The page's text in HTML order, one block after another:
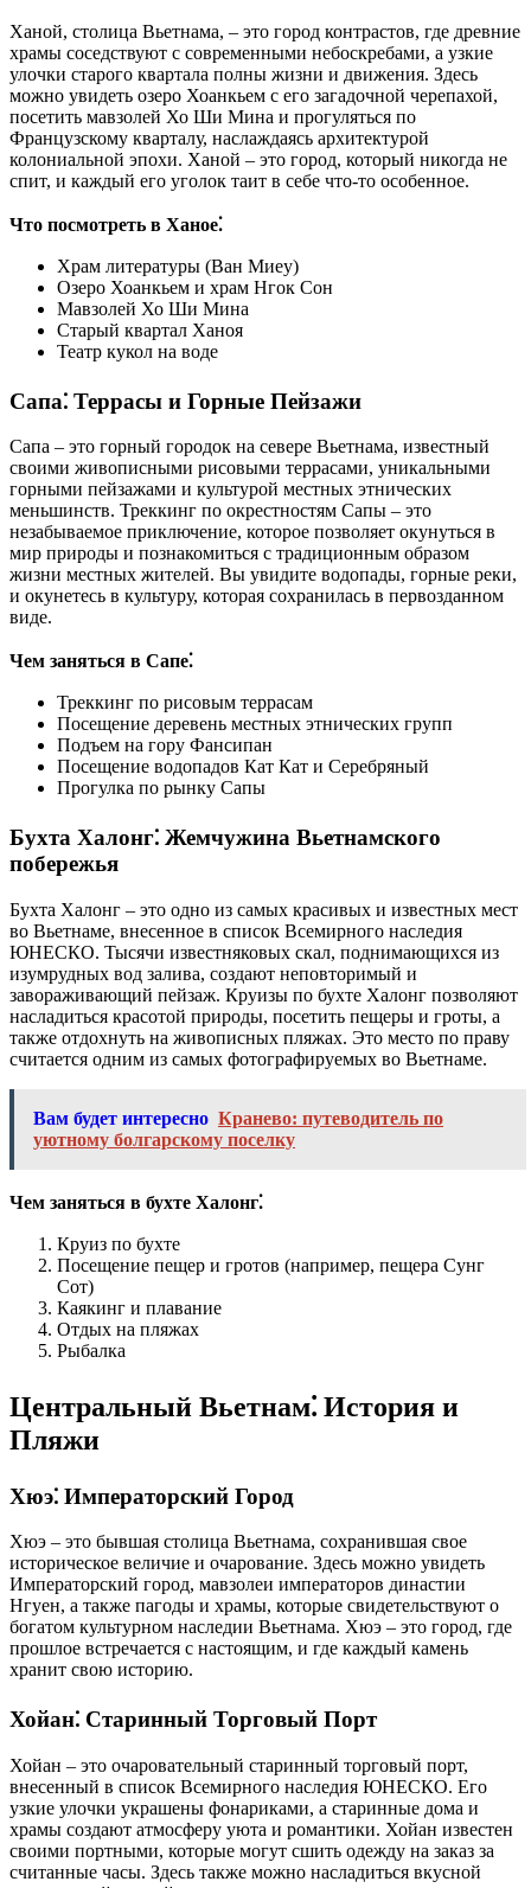
Ханой, столица Вьетнама, – это город контрастов, где древние
храмы соседствуют с современными небоскребами, а узкие
улочки старого квартала полны жизни и движения. Здесь
можно увидеть озеро Хоанкьем с его загадочной черепахой,
посетить мавзолей Хо Ши Мина и прогуляться по
Французскому кварталу, наслаждаясь архитектурой
колониальной эпохи. Ханой – это город, который никогда не
спит, и каждый его уголок таит в себе что-то особенное.
Что посмотреть в Ханое⁚
Храм литературы (Ван Миеу)
Озеро Хоанкьем и храм Нгок Сон
Мавзолей Хо Ши Мина
Старый квартал Ханоя
Театр кукол на воде
Сапа⁚ Террасы и Горные Пейзажи
Сапа – это горный городок на севере Вьетнама, известный
своими живописными рисовыми террасами, уникальными
горными пейзажами и культурой местных этнических
меньшинств. Треккинг по окрестностям Сапы – это
незабываемое приключение, которое позволяет окунуться в
мир природы и познакомиться с традиционным образом
жизни местных жителей. Вы увидите водопады, горные реки,
и окунетесь в культуру, которая сохранилась в первозданном
виде.
Чем заняться в Сапе⁚
Треккинг по рисовым террасам
Посещение деревень местных этнических групп
Подъем на гору Фансипан
Посещение водопадов Кат Кат и Серебряный
Прогулка по рынку Сапы
Бухта Халонг⁚ Жемчужина Вьетнамского
побережья
Бухта Халонг – это одно из самых красивых и известных мест
во Вьетнаме, внесенное в список Всемирного наследия
ЮНЕСКО. Тысячи известняковых скал, поднимающихся из
изумрудных вод залива, создают неповторимый и
завораживающий пейзаж. Круизы по бухте Халонг позволяют
насладиться красотой природы, посетить пещеры и гроты, а
также отдохнуть на живописных пляжах. Это место по праву
считается одним из самых фотографируемых во Вьетнаме.
Вам будет интересно Кранево: путеводитель по
уютному болгарскому поселку
Чем заняться в бухте Халонг⁚
Круиз по бухте
Посещение пещер и гротов (например, пещера Сунг
Сот)
Каякинг и плавание
Отдых на пляжах
Рыбалка
Центральный Вьетнам⁚ История и
Пляжи
Хюэ⁚ Императорский Город
Хюэ – это бывшая столица Вьетнама, сохранившая свое
историческое величие и очарование. Здесь можно увидеть
Императорский город, мавзолеи императоров династии
Нгуен, а также пагоды и храмы, которые свидетельствуют о
богатом культурном наследии Вьетнама. Хюэ – это город, где
прошлое встречается с настоящим, и где каждый камень
хранит свою историю.
Хойан⁚ Старинный Торговый Порт
Хойан – это очаровательный старинный торговый порт,
внесенный в список Всемирного наследия ЮНЕСКО. Его
узкие улочки украшены фонариками, а старинные дома и
храмы создают атмосферу уюта и романтики. Хойан известен
своими портными, которые могут сшить одежду на заказ за
считанные часы. Здесь также можно насладиться вкусной